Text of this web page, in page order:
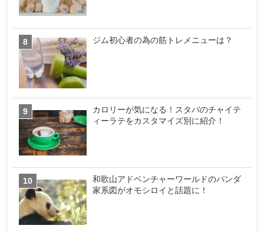
ジム初心者の為の筋トレメニューは？
カロリーが気になる！スタバのチャイテ
ィーラテをカスタマイズ別に紹介！
和歌山アドベンチャーワールドのパンダ
家系図がオモシロイと話題に！